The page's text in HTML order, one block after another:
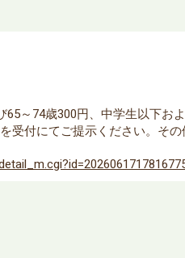
～74歳300円、中学生以下お
受付にてご提示ください。その